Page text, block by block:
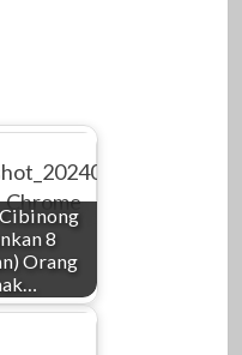
8
Orang